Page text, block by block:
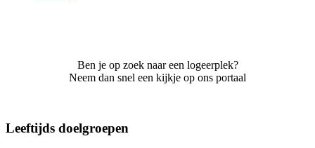
Ben je op zoek naar een logeerplek?
Neem dan snel een kijkje op ons portaal
Leeftijds doelgroepen